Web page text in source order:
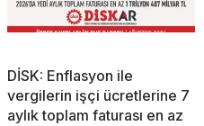
DİSK: Enflasyon ile
vergilerin işçi ücretlerine 7
aylık toplam faturası en az